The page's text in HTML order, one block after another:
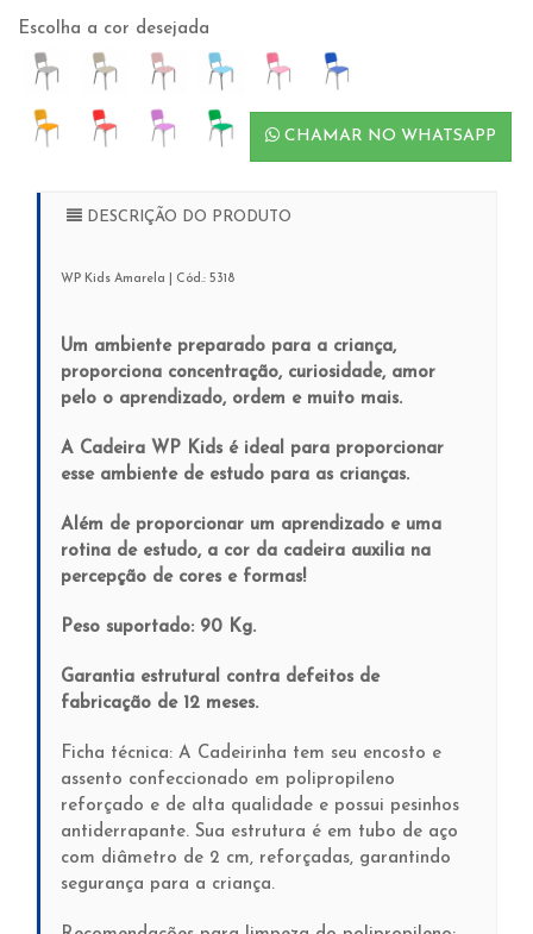
Escolha a cor desejada
CHAMAR NO WHATSAPP
DESCRIÇÃO DO PRODUTO
WP Kids Amarela | Cód.: 5318
Um ambiente preparado para a criança,
proporciona concentração, curiosidade, amor
pelo o aprendizado, ordem e muito mais.
A Cadeira WP Kids é ideal para proporcionar
esse ambiente de estudo para as crianças.
Além de proporcionar um aprendizado e uma
rotina de estudo, a cor da cadeira auxilia na
percepção de cores e formas!
Peso suportado: 90 Kg.
Garantia estrutural contra defeitos de
fabricação de 12 meses.
Ficha técnica: A Cadeirinha tem seu encosto e
assento confeccionado em polipropileno
reforçado e de alta qualidade e possui pesinhos
antiderrapante. Sua estrutura é em tubo de aço
com diâmetro de 2 cm, reforçadas, garantindo
segurança para a criança.